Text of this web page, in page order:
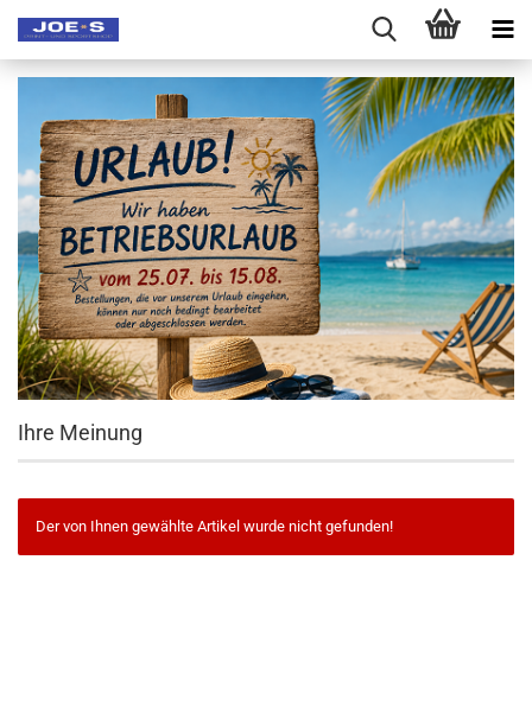
Ihre Meinung
Der von Ihnen gewählte Artikel wurde nicht gefunden!